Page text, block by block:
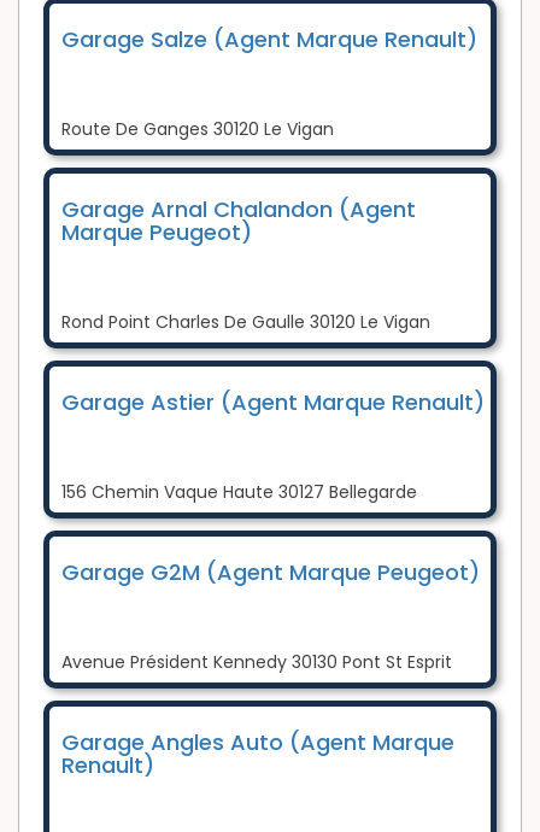
Garage Salze (Agent Marque Renault)
Route De Ganges 30120 Le Vigan
Garage Arnal Chalandon (Agent
Marque Peugeot)
Rond Point Charles De Gaulle 30120 Le Vigan
Garage Astier (Agent Marque Renault)
156 Chemin Vaque Haute 30127 Bellegarde
Garage G2M (Agent Marque Peugeot)
Avenue Président Kennedy 30130 Pont St Esprit
Garage Angles Auto (Agent Marque
Renault)